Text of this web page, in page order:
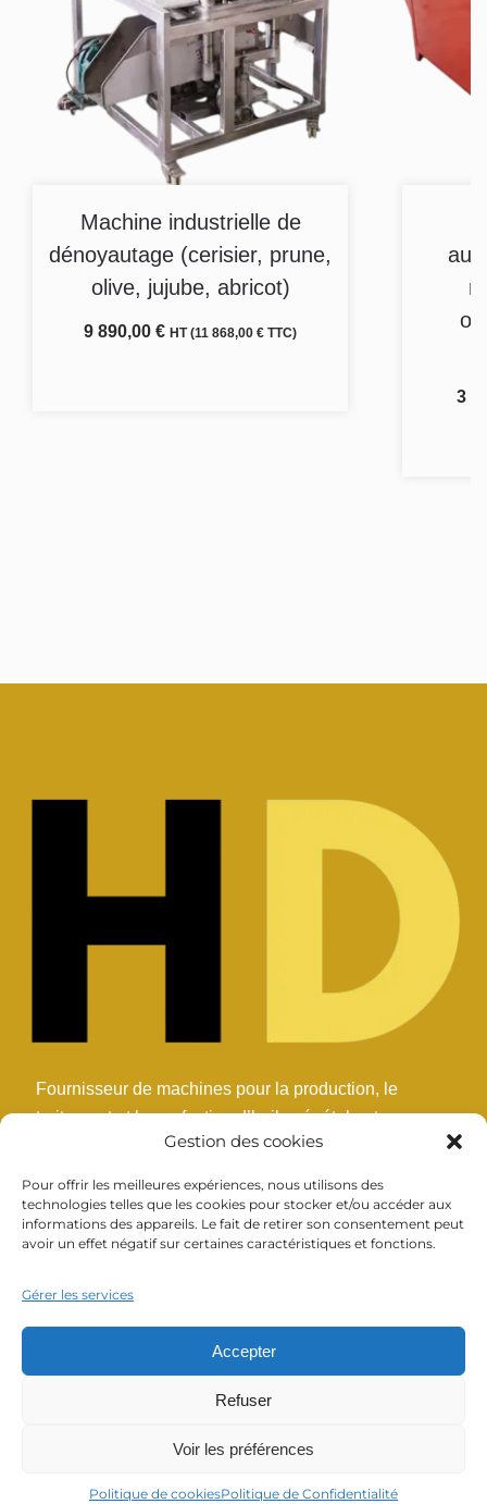
Gestion des cookies
Pour offrir les meilleures expériences, nous utilisons des
technologies telles que les cookies pour stocker et/ou accéder aux
informations des appareils. Le fait de retirer son consentement peut
avoir un effet négatif sur certaines caractéristiques et fonctions.
Gérer les services
Accepter
Refuser
Voir les préférences
Politique de cookiesPolitique de Confidentialité
Machine industrielle de
dénoyautage (cerisier, prune,
olive, jujube, abricot)
9 890,00 € HT (11 868,00 € TTC)
3
Fournisseur de machines pour la production, le
traitement et la confection d’huile végétale et
LIENS UTILES
NOS PRODUITS